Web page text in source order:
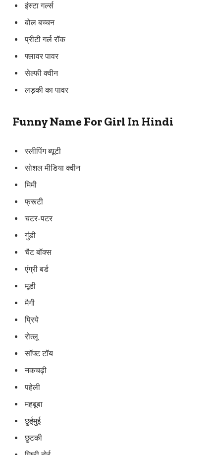
इंस्टा गर्ल्स
बोल बच्चन
प्रीटी गर्ल रॉक
फ्लावर पावर
सेल्फी क्वीन
लड़की का पावर
Funny Name For Girl In Hindi
स्लीपिंग ब्यूटी
सोशल मीडिया क्वीन
मिमी
फ्रूटी
चटर-पटर
गुंडी
चैट बॉक्स
एंग्री बर्ड
मूडी
मैगी
प्रिये
रोत्लू
सॉफ्ट टॉय
नकचढ़ी
पहेली
महबूबा
छुईमुई
छुटकी